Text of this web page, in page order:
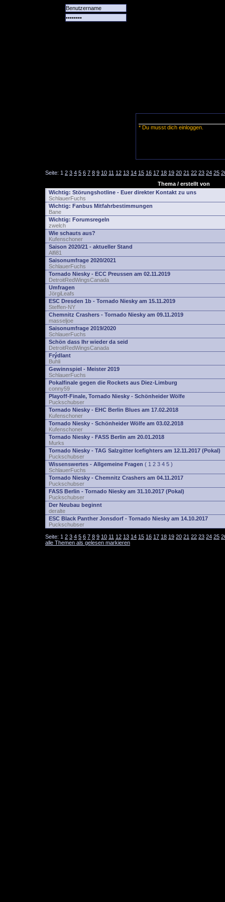
* Du musst dich einloggen.
Seite: 1 2 3 4 5 6 7 8 9 10 11 12 13 14 15 16 17 18 19 20 21 22 23 24 25
Thema / erstellt von
Wichtig: Störungshotline - Euer direkter Kontakt zu uns
SchlauerFuchs
Wichtig: Fanbus Mitfahrbestimmungen
Bane
Wichtig: Forumsregeln
zwelch
Wie schauts aus?
Kufenschoner
Saison 2020/21 - aktueller Stand
Alfi81
Saisonumfrage 2020/2021
SchlauerFuchs
Tornado Niesky - ECC Preussen am 02.11.2019
DetroitRedWingsCanada
Umfragen
JörgiLeafs
ESC Dresden 1b - Tornado Niesky am 15.11.2019
Steffen-NY
Chemnitz Crashers - Tornado Niesky am 09.11.2019
masseljoe
Saisonumfrage 2019/2020
SchlauerFuchs
Schön dass Ihr wieder da seid
DetroitRedWingsCanada
Frýdlant
Buhli
Gewinnspiel - Meister 2019
SchlauerFuchs
Pokalfinale gegen die Rockets aus Diez-Limburg
conny59
Playoff-Finale, Tornado Niesky - Schönheider Wölfe
Puckschubser
Tornado Niesky - EHC Berlin Blues am 17.02.2018
Kufenschoner
Tornado Niesky - Schönheider Wölfe am 03.02.2018
Kufenschoner
Tornado Niesky - FASS Berlin am 20.01.2018
Murks
Tornado Niesky - TAG Salzgitter Icefighters am 12.11.2017 (Pokal)
Puckschubser
Wissenswertes - Allgemeine Fragen ( 1 2 3 4 5 )
SchlauerFuchs
Tornado Niesky - Chemnitz Crashers am 04.11.2017
Puckschubser
FASS Berlin - Tornado Niesky am 31.10.2017 (Pokal)
Puckschubser
Der Neubau beginnt
deralte
ESC Black Panther Jonsdorf - Tornado Niesky am 14.10.2017
Puckschubser
Seite: 1 2 3 4 5 6 7 8 9 10 11 12 13 14 15 16 17 18 19 20 21 22 23 24 25
alle Themen als gelesen markieren